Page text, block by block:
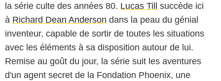
la série culte des années 80. Lucas Till succède ici
à Richard Dean Anderson dans la peau du génial
inventeur, capable de sortir de toutes les situations
avec les éléments à sa disposition autour de lui.
Remise au goût du jour, la série suit les aventures
d'un agent secret de la Fondation Phoenix, une